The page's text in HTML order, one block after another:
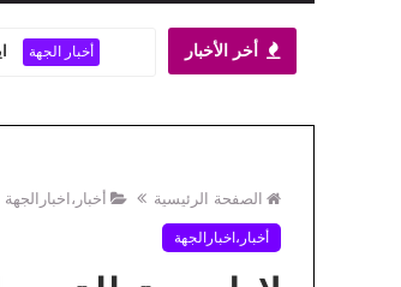
أخر الأخبار أخبار الجهة
الصفحة الرئيسية أخبار،اخبارالجهة
أخبار،اخبارالجهة